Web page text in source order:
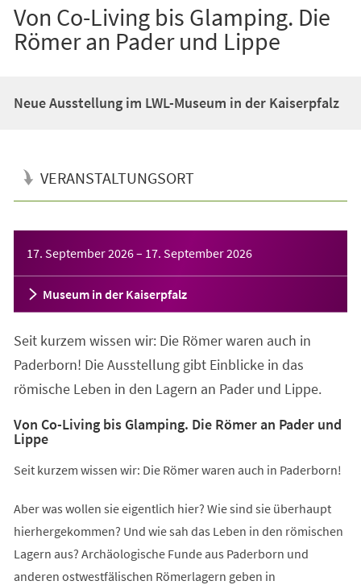
Von Co-Living bis Glamping. Die
Römer an Pader und Lippe
Neue Ausstellung im LWL-Museum in der Kaiserpfalz
VERANSTALTUNGSORT
17. September 2026– 17. September 2026
Museum in der Kaiserpfalz
Seit kurzem wissen wir: Die Römer waren auch in
Paderborn! Die Ausstellung gibt Einblicke in das
römische Leben in den Lagern an Pader und Lippe.
Von Co-Living bis Glamping. Die Römer an Pader und
Lippe
Seit kurzem wissen wir: Die Römer waren auch in Paderborn!
Aber was wollen sie eigentlich hier? Wie sind sie überhaupt
hierhergekommen? Und wie sah das Leben in den römischen
Lagern aus? Archäologische Funde aus Paderborn und
anderen ostwestfälischen Römerlagern geben in